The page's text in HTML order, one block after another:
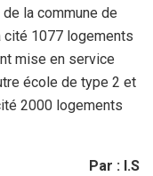
la commune de
cité 1077 logements
mise en service
école de type 2 et
2000 logements
Par : I.S